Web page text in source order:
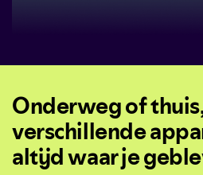
Onderweg of
verschillende
altijd waar je